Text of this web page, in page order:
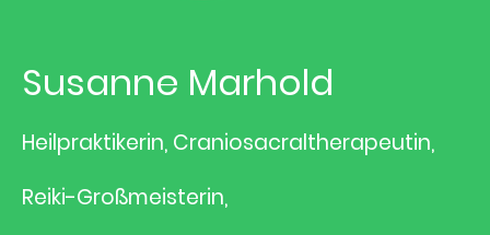
Susanne Marhold
Heilpraktikerin, Craniosacraltherapeutin,
Reiki-Großmeisterin,